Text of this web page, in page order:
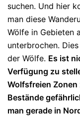
suchen. Und hier
man diese
Wölfe in Gebieten
unterbrochen.
der Wölfe. Es ist
Verfügung zu
Wolfsfreien
Bestände
man gerade in